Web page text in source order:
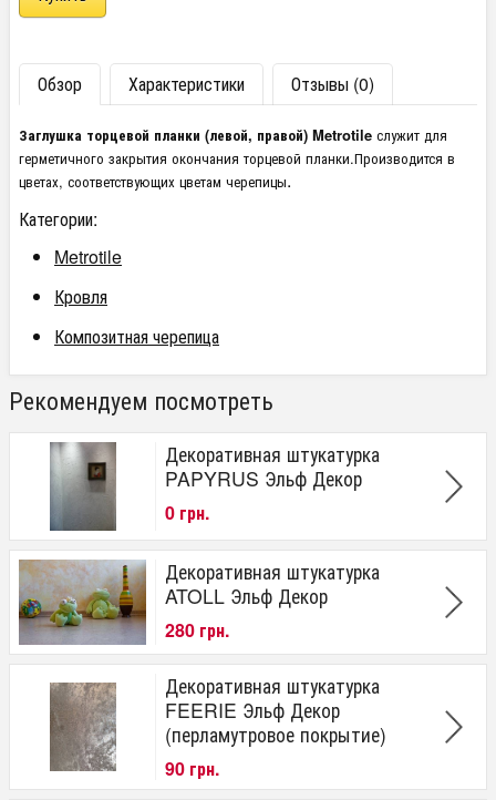
Обзор Характеристики Отзывы (0)
Заглушка торцевой планки (левой, правой) Metrotile служит для
герметичного закрытия окончания торцевой планки.Производится в
цветах, соответствующих цветам черепицы.
Категории:
Metrotile
Кровля
Композитная черепица
Рекомендуем посмотреть
Декоративная штукатурка
PAPYRUS Эльф Декор
0 грн.
Декоративная штукатурка
ATOLL Эльф Декор
280 грн.
Декоративная штукатурка
FEERIE Эльф Декор
(перламутровое покрытие)
90 грн.